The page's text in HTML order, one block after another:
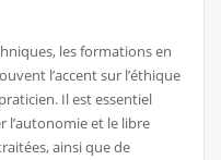
les formations en
l’accent sur l’éthique
Il est essentiel
l’autonomie et le libre
ainsi que de